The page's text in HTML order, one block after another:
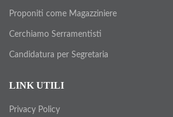
Proponiti come Magazziniere
Cerchiamo Serramentisti
Candidatura per Segretaria
LINK UTILI
Privacy Policy